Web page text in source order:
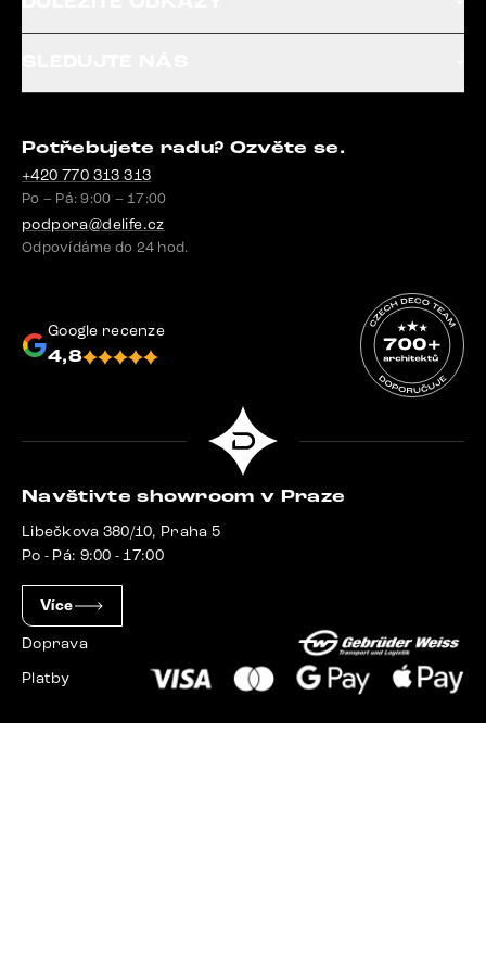
Potřebujete radu? Ozvěte se.
+420 770 313 313
Po – Pá: 9:00 – 17:00
podpora@delife.cz
Odpovídáme do 24 hod.
Google recenze
4,8
Navštivte showroom v Praze
Libečkova 380/10, Praha 5
Po - Pá: 9:00 - 17:00
Více
Doprava
Platby